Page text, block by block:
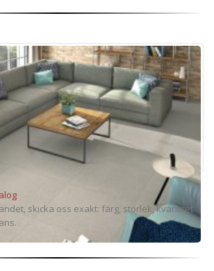
skicka oss exakt: färg, storlek, kvantitet